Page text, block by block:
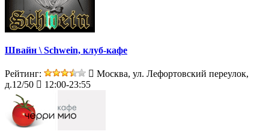
Швайн \ Schwein, клуб-кафе
Рейтинг:
Москва, ул. Лефортовский переулок,
д.12/50
12:00-23:55